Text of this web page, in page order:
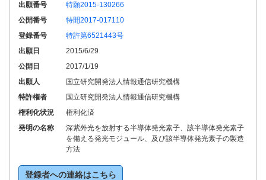
出願番号
特願2015-130266
公開番号
特開2017-017110
登録番号
特許第6521443号
出願日
2015/6/29
公開日
2017/1/19
出願人
国立研究開発法人情報通信研究機構
特許権者
国立研究開発法人情報通信研究機構
権利化状況
権利化済
発明の名称
深紫外光を放射する半導体発光素子、該半導体発光素子
を備える発光モジュール、及び該半導体発光素子の製造
方法
登録者への連絡はこちら